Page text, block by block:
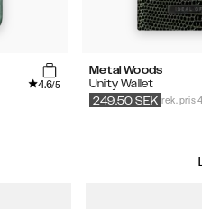
4.6/5
Metal Woods
Unity Wallet
rek. pris
249.50 SEK